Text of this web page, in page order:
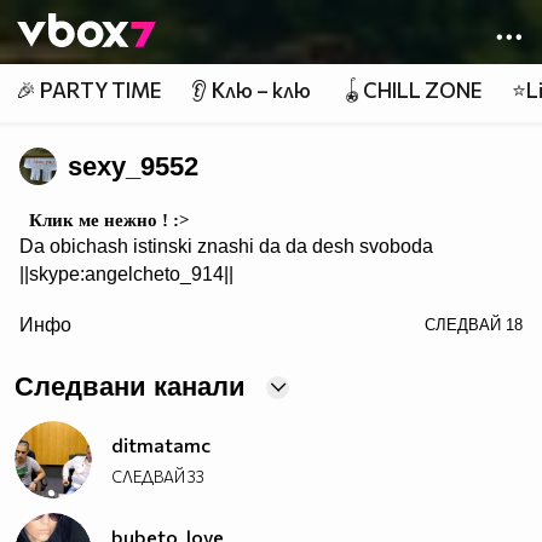
👾
🎉 PARTY TIME 👂 Клю – клю 🪀CHILL ZONE
sexy_9552
Клик ме нежно ! :>
Da obichash istinski znashi da da desh svoboda
||skype:angelcheto_914||
~~~~~~♥♥♥ ♥♥♥ ♥♥♥~~~~~~~~
~~♥♥♥♥♥♥♥♥♥♥♥♥~~♥♥♥♥♥♥♥~~♥♥♥
~♥♥♥♥♥♥♥♥♥♥♥♥♥♥♥♥♥♥♥♥♥♥♥♥~~♥♥♥
~♥♥♥♥♥♥♥♥♥♥♥♥♥♥♥♥♥♥♥♥♥♥♥♥~~♥♥♥
~~♥♥♥♥♥♥♥♥♥♥♥♥♥♥♥♥♥♥♥♥♥♥~~♥♥♥
~~~♥♥♥♥♥♥♥♥♥♥♥♥♥♥♥♥♥♥♥♥♥♥♥
Инфо СЛЕДВАЙ 18
Следвани канали
ditmatamc
СЛЕДВАЙ33
bubeto_love_